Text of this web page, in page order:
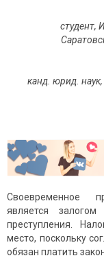
студент,
канд. юрид.
Своевременное
является залогом
преступления.
место, поскольку
обязан платить